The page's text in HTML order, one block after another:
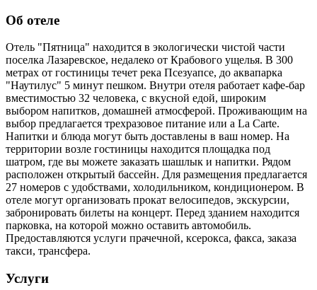
Об отеле
Отель "Пятница" находится в экологически чистой части
поселка Лазаревское, недалеко от Крабового ущелья. В 300
метрах от гостиницы течет река Псезуапсе, до аквапарка
"Наутилус" 5 минут пешком. Внутри отеля работает кафе-бар
вместимостью 32 человека, с вкусной едой, широким
выбором напитков, домашней атмосферой. Проживающим на
выбор предлагается трехразовое питание или a La Carte.
Напитки и блюда могут быть доставлены в ваш номер. На
территории возле гостиницы находится площадка под
шатром, где вы можете заказать шашлык и напитки. Рядом
расположен открытый бассейн. Для размещения предлагается
27 номеров с удобствами, холодильником, кондиционером. В
отеле могут организовать прокат велосипедов, экскурсии,
забронировать билеты на концерт. Перед зданием находится
парковка, на которой можно оставить автомобиль.
Предоставляются услуги прачечной, ксерокса, факса, заказа
такси, трансфера.
Услуги